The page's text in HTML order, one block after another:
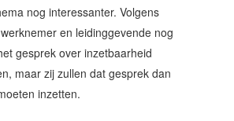
nog interessanter. Volgens
en leidinggevende nog
gesprek over inzetbaarheid
maar zij zullen dat gesprek dan
inzetten.